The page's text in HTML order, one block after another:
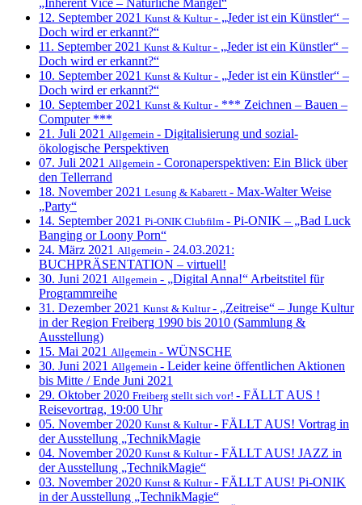
12. September 2021 Kunst & Kultur- „Jeder ist ein Künstler“ –
Doch wird er erkannt?“
11. September 2021 Kunst & Kultur- „Jeder ist ein Künstler“ –
Doch wird er erkannt?“
10. September 2021 Kunst & Kultur- „Jeder ist ein Künstler“ –
Doch wird er erkannt?“
10. September 2021 Kunst & Kultur- *** Zeichnen – Bauen –
Computer ***
21. Juli 2021 Allgemein - Digitalisierung und sozial-
ökologische Perspektiven
07. Juli 2021 Allgemein - Coronaperspektiven: Ein Blick über
den Tellerrand
18. November 2021 Lesung & Kabarett - Max-Walter Weise
„Party“
14. September 2021 Pi-ONIK Clubfilm - Pi-ONIK – „Bad Luck
Banging or Loony Porn“
24. März 2021 Allgemein - 24.03.2021:
BUCHPRÄSENTATION – virtuell!
30. Juni 2021 Allgemein - „Digital Anna!“ Arbeitstitel für
Programmreihe
31. Dezember 2021 Kunst & Kultur- „Zeitreise“ – Junge Kultur
in der Region Freiberg 1990 bis 2010 (Sammlung &
Ausstellung)
15. Mai 2021 Allgemein - WÜNSCHE
30. Juni 2021 Allgemein - Leider keine öffentlichen Aktionen
bis Mitte / Ende Juni 2021
29. Oktober 2020 Freiberg stellt sich vor! - FÄLLT AUS !
Reisevortrag, 19:00 Uhr
05. November 2020 Kunst & Kultur- FÄLLT AUS! Vortrag in
der Ausstellung „TechnikMagie
04. November 2020 Kunst & Kultur- FÄLLT AUS! JAZZ in
der Ausstellung „TechnikMagie“
03. November 2020 Kunst & Kultur- FÄLLT AUS! Pi-ONIK
in der Ausstellung „TechnikMagie“